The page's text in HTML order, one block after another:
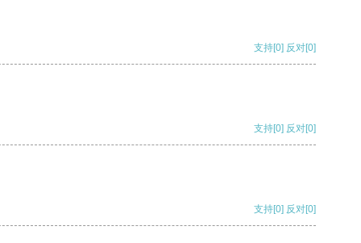
支持[0] 反对[0]
支持[0] 反对[0]
支持[0] 反对[0]